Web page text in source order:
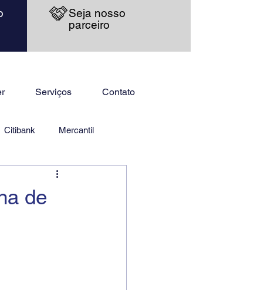
Seja nosso
parceiro
Serviços Contato
Citibank Mercantil
de